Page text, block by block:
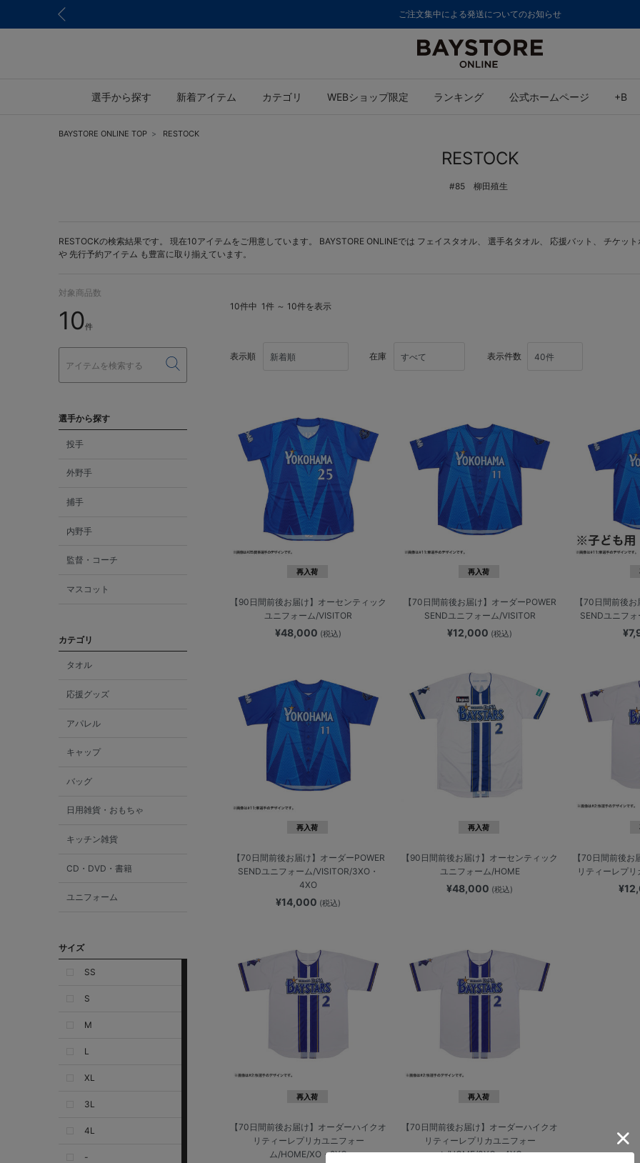
ご注文集中による発送についてのお知らせ
選手から探す 新着アイテム カテゴリ WEBショップ限定 ランキング 公式ホームページ +B
BAYSTORE ONLINE TOP RESTOCK
RESTOCK
#85 柳田殖生
RESTOCKの検索結果です。 現在10アイテムをご用意しています。 BAYSTORE ONLINEでは フェイスタオル、 選手名タオル、 応援バット 、 チケッ
や 先行予約アイテム も豊富に取り揃えています。
対象商品数
10件
選手から探す
投手
外野手
捕手
内野手
監督・コーチ
マスコット
カテゴリ
タオル
応援グッズ
アパレル
キャップ
バッグ
日用雑貨・おもちゃ
キッチン雑貨
CD・DVD・書籍
ユニフォーム
サイズ
SS
S
M
L
XL
3L
4L
-
10件中 1件 ～ 10件を表示
表示順 在庫 表示件数
再入荷
【90日間前後お届け】オーセンティック
ユニフォーム/VISITOR
¥48,000 (税込)
再入荷
【70日間前後お届け】オーダーPOWER
SENDユニフォーム/VISITOR
¥12,000 (税込)
【70日間前後
SENDユニフ
再入荷
【70日間前後お届け】オーダーPOWER
SENDユニフォーム/VISITOR/3XO・
4XO
¥14,000 (税込)
再入荷
【90日間前後お届け】オーセンティック
ユニフォーム/HOME
¥48,000 (税込)
【70日間前後
リティーレプ
再入荷
【70日間前後お届け】オーダーハイクオ
リティーレプリカユニフォー
ム/HOME/XO・2XO
再入荷
【70日間前後お届け】オーダーハイクオ
リティーレプリカユニフォー
ム/HOME/3XO・4XO